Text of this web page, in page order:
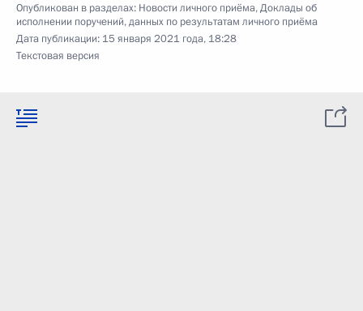
Опубликован в разделах: Новости личного приёма,Доклады об
исполнении поручений, данных по результатам личного приёма
Дата публикации: 15 января 2021 года, 18:28
Текстовая версия